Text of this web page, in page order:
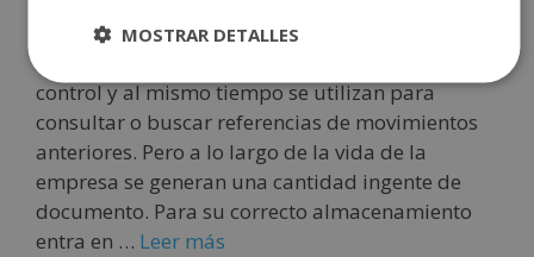
imprescindibles para cualquier tipo de
empresa. Son necesarios para mantener un
control y al mismo tiempo se utilizan para
consultar o buscar referencias de movimientos
anteriores. Pero a lo largo de la vida de la
empresa se generan una cantidad ingente de
documento. Para su correcto almacenamiento
entra en … Leer más
MOSTRAR DETALLES